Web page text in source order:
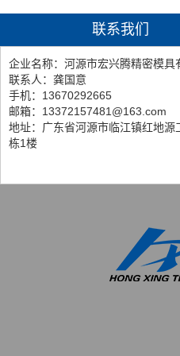
联系我们
企业名称：河源市宏兴腾精密模具
联系人：龚国意
手机：13670292665
邮箱：13372157481@163.com
地址：广东省河源市临江镇红地源
栋1楼